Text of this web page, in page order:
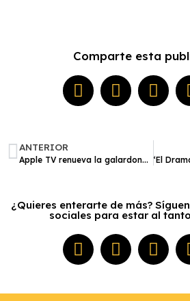
Comparte esta
ANTERIOR
Apple TV renueva la galardonada y aclamada serie dramática espacial ‘For All Mankind’
¿Quieres enterarte de más?
sociales para estar al